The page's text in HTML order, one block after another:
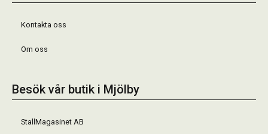
Kontakta oss
Om oss
Besök vår butik i Mjölby
StallMagasinet AB